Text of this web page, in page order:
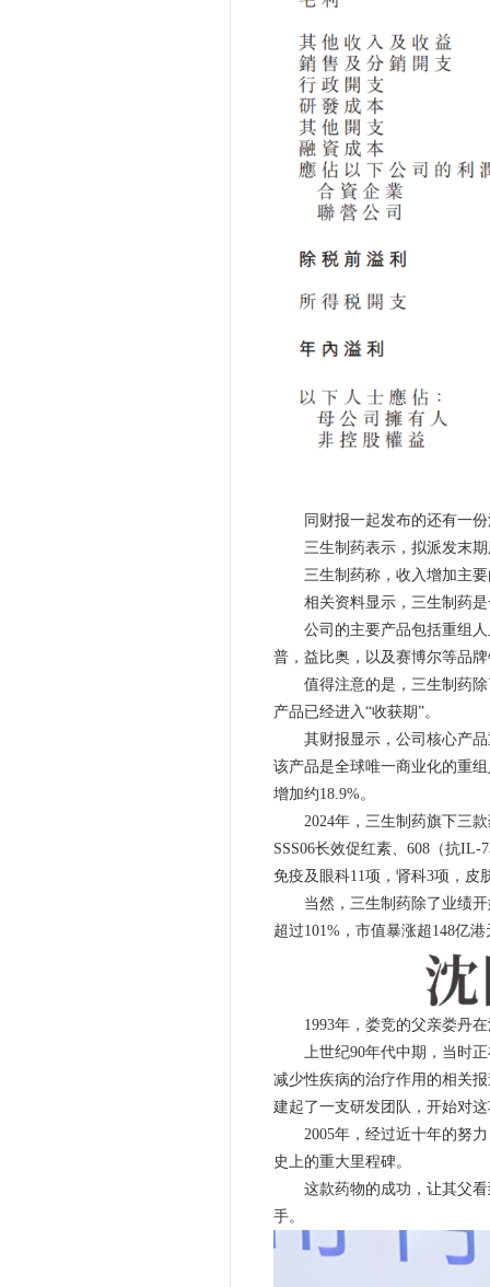
同财报一起发布的还有一份
三生制药表示，拟派发末期
三生制药称，收入增加主要
相关资料显示，三生制药是
公司的主要产品包括重组人
普，益比奥，以及赛博尔等品
值得注意的是，三生制药除
产品已经进入“收获期”。
其财报显示，公司核心产品
该产品是全球唯一商业化的重
增加约18.9%。
2024年，三生制药旗下三款
SSS06长效促红素、608（抗
免疫及眼科11项，肾科3项，皮
当然，三生制药除了业绩开
超过101%，市值暴涨超148亿
1993年，娄竞的父亲娄丹在
上世纪90年代中期，当时正
减少性疾病的治疗作用的相关
建起了一支研发团队，开始对
2005年，经过近十年的努力
史上的重大里程碑。
这款药物的成功，让其父看
手。